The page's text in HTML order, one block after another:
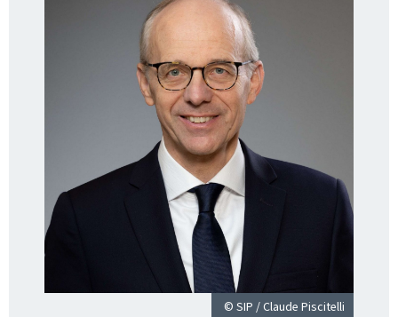
© SIP / Claude Piscitelli